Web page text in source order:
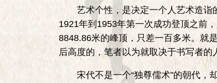
艺术个性，是决定一个人艺术造诣
1921年到1953年第一次成功登顶之前
8848.86米的峰顶，只差一百多米。就
后高度的，笔者以为就取决于书写者的
宋代不是一个“独尊儒术”的朝代，